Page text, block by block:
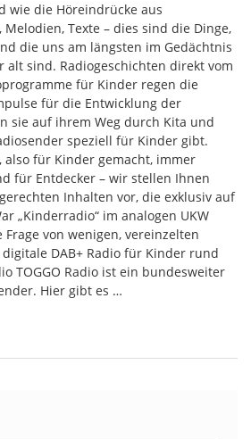
wie die Höreindrücke aus
Texte – dies sind die Dinge,
die uns am längsten im Gedächtnis
alt sind. Radiogeschichten direkt vom
für Kinder regen die
für die Entwicklung der
sie auf ihrem Weg durch Kita und
speziell für Kinder gibt.
also für Kinder gemacht, immer
für Entdecker – wir stellen Ihnen
Inhalten vor, die exklusiv auf
„Kinderradio“ im analogen UKW
von wenigen, vereinzelten
DAB+ Radio für Kinder rund
TOGGO Radio ist ein bundesweiter
Hier gibt es …